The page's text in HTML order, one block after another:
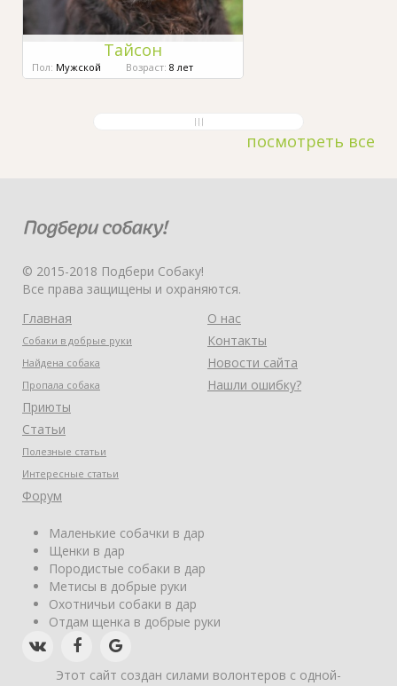
Тайсон
Пол: Мужской Возраст: 8 лет
посмотреть все
© 2015-2018 Подбери Собаку!
Все права защищены и охраняются.
Главная
Собаки в добрые руки
Найдена собака
Пропала собака
Приюты
Статьи
Полезные статьи
Интересные статьи
Форум
О нас
Контакты
Новости сайта
Нашли ошибку?
Маленькие собачки в дар
Щенки в дар
Породистые собаки в дар
Метисы в добрые руки
Охотничьи собаки в дар
Отдам щенка в добрые руки
Этот сайт создан силами волонтеров с одной-